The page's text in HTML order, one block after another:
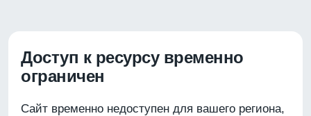
Доступ к ресурсу временно
ограничен
Сайт временно недоступен для вашего региона,